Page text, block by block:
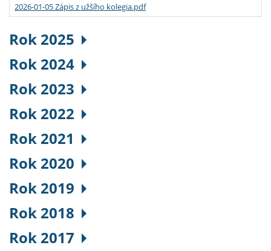
2026-01-05 Zápis z užšího kolegia.pdf
Rok 2025
Rok 2024
Rok 2023
Rok 2022
Rok 2021
Rok 2020
Rok 2019
Rok 2018
Rok 2017